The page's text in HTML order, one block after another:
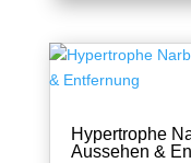
Hypertrophe
Aussehen &